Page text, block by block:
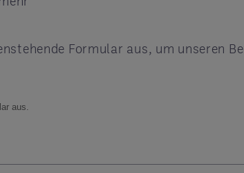
Formular aus, um unseren